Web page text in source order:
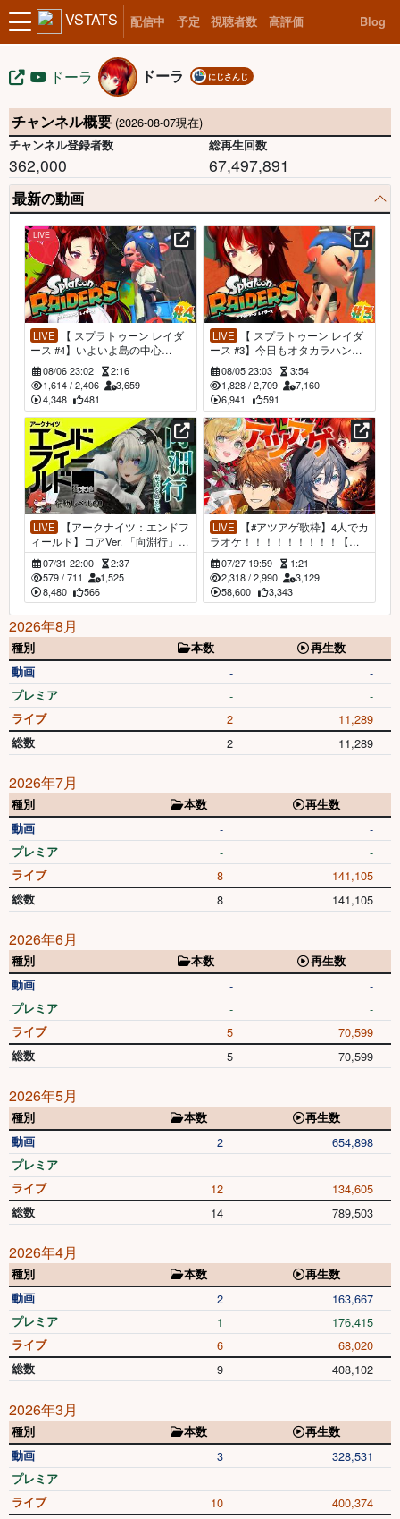
VSTATS 配信中 予定 視聴者数 高評価 Blog
ドーラ ドーラ にじさんじ
チャンネル概要 (2026-08-07現在)
チャンネル登録者数
362,000
総再生回数
67,497,891
最新の動画
LIVE
LIVE
ース #4】いよいよ島の中心
へ…？！しゃけしばくぞ～～
～！！！【にじさんじ/ドーラ】
08/06 23:02
2:16
1,614/ 2,406
3,659
4,348
481
LIVE
ース #3】今日もオタカラハント
🎁しゃけしばくぞ～～～！！！
【にじさんじ/ドーラ】
08/05 23:03
3:54
1,828 /2,709
7,160
6,941
591
LIVE
ィールド】コアVer. 「向淵行」荒
波を越えて～ ガスに怯える工
場長 #13【にじさんじ/ドーラ】
07/31 22:00
2:37
579/ 711
1,525
8,480
566
LIVE
ラオケ！！！！！！！！！【に
じさんじ/ドーラ】
07/27 19:59
1:21
2,318 /2,990
3,129
58,600
3,343
2026年8月
種別 本数
再生数
動画
- -
プレミア - -
ライブ 2 11,289
総数 2 11,289
2026年7月
種別 本数
再生数
動画
- -
プレミア - -
ライブ 8 141,105
総数 8 141,105
2026年6月
種別 本数
再生数
動画
- -
プレミア - -
ライブ 5 70,599
総数 5 70,599
2026年5月
種別 本数
再生数
動画
2 654,898
プレミア - -
ライブ 12 134,605
総数 14 789,503
2026年4月
種別 本数
再生数
動画
2 163,667
プレミア 1 176,415
ライブ 6 68,020
総数 9 408,102
2026年3月
種別 本数
再生数
動画
3 328,531
プレミア - -
ライブ 10 400,374